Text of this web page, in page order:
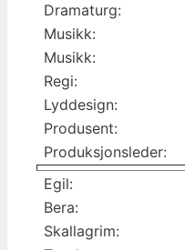
Dramaturg:
Musikk:
Musikk:
Regi:
Lyddesign:
Produsent:
Produksjonsleder:
Egil:
Bera:
Skallagrim: